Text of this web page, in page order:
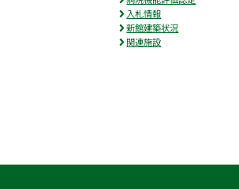
入札情報
新館建築状況
関連施設